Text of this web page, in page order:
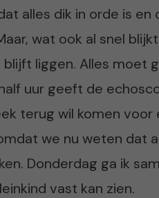
alles dik in orde is
wat ook al snel
liggen. Alles moet
uur geeft de
terug wil komen voor
we nu weten dat
Donderdag ga ik
vast kan zien.